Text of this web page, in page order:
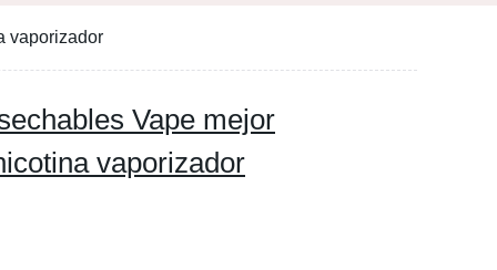
vaporizador
Vape mejor
vaporizador